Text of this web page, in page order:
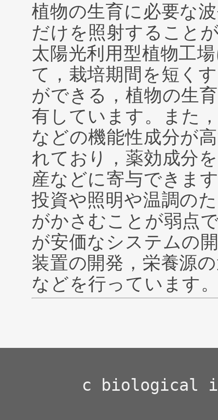
植物の生育に必要な
だけを照射すること
太陽光利用型植物工
て，栽培期間を短く
ができる，植物の生
有しています。また
などの機能性成分が
れており，薬効成分
産などに寄与できま
投資や照明や温調の
がかさむことが弱点
が安価なシステムの
装置の開発，栄養源
などを行っています
c biological